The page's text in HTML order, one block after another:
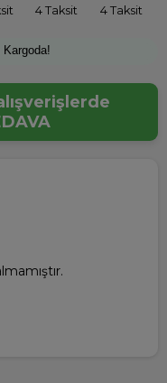
4 Taksit 4 Taksit
Kargoda!